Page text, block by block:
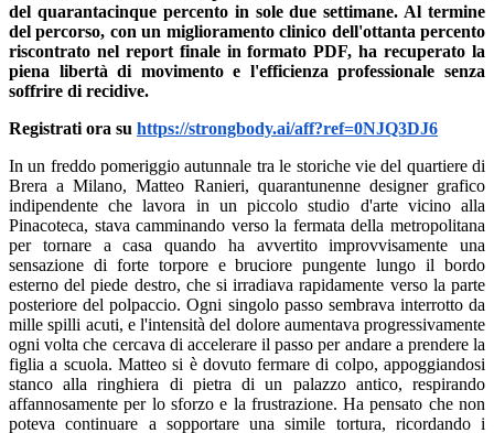
del quarantacinque percento in sole due settimane. Al termine
del percorso, con un miglioramento clinico dell'ottanta percento
riscontrato nel report finale in formato PDF, ha recuperato la
piena libertà di movimento e l'efficienza professionale senza
soffrire di recidive.
Registrati ora su https://strongbody.ai/aff?ref=0NJQ3DJ6
In un freddo pomeriggio autunnale tra le storiche vie del quartiere di
Brera a Milano, Matteo Ranieri, quarantunenne designer grafico
indipendente che lavora in un piccolo studio d'arte vicino alla
Pinacoteca, stava camminando verso la fermata della metropolitana
per tornare a casa quando ha avvertito improvvisamente una
sensazione di forte torpore e bruciore pungente lungo il bordo
esterno del piede destro, che si irradiava rapidamente verso la parte
posteriore del polpaccio. Ogni singolo passo sembrava interrotto da
mille spilli acuti, e l'intensità del dolore aumentava progressivamente
ogni volta che cercava di accelerare il passo per andare a prendere la
figlia a scuola. Matteo si è dovuto fermare di colpo, appoggiandosi
stanco alla ringhiera di pietra di un palazzo antico, respirando
affannosamente per lo sforzo e la frustrazione. Ha pensato che non
poteva continuare a sopportare una simile tortura, ricordando i